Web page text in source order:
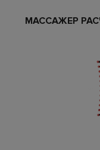
МАССАЖЕР